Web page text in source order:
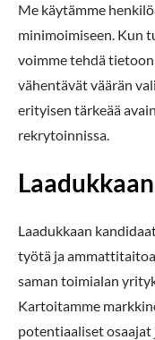
Me käytämme
minimoimiseen. Kun
voimme tehdä
vähentävät väärän
erityisen tärkeää
rekrytoinnissa.
Laadukkaan
työtä ja
saman toimialan
Kartoitamme
potentiaaliset